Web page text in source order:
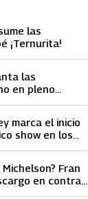
las
¡Ternurita!
las
en pleno
marca el inicio
show en los
Fran
en contra